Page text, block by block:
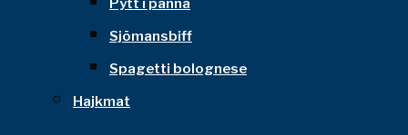
Pytt i panna
Sjömansbiff
Spagetti bolognese
Hajkmat